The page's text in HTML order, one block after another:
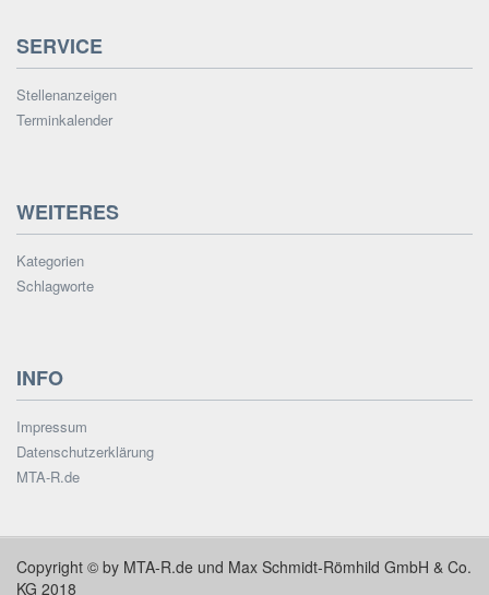
SERVICE
Stellenanzeigen
Terminkalender
WEITERES
Kategorien
Schlagworte
INFO
Impressum
Datenschutzerklärung
MTA-R.de
Copyright © by MTA-R.de und Max Schmidt-Römhild GmbH & Co.
KG 2018